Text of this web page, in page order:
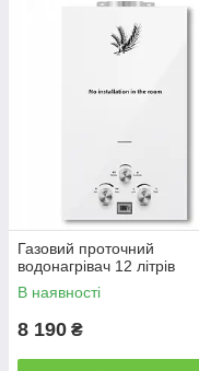
Газовий проточний
водонагрівач 12 літрів
В наявності
8 190 ₴